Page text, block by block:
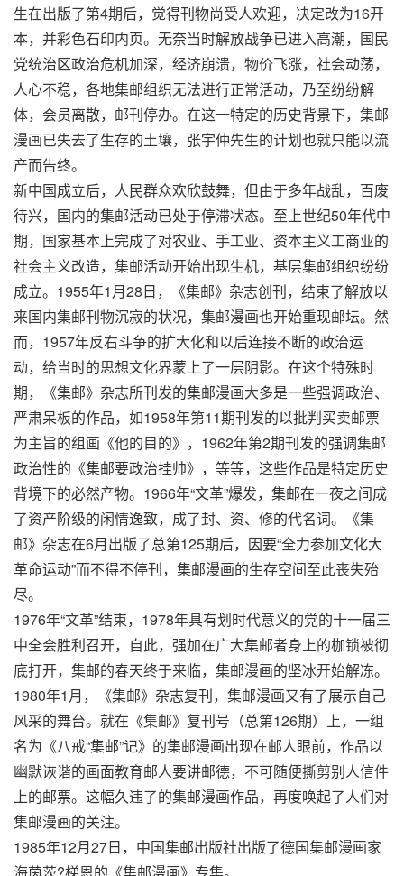
生在出版了第4期后，觉得刊物尚受人欢迎，决定改为16开
本，并彩色石印内页。无奈当时解放战争已进入高潮，国民
党统治区政治危机加深，经济崩溃，物价飞涨，社会动荡，
人心不稳，各地集邮组织无法进行正常活动，乃至纷纷解
体，会员离散，邮刊停办。在这一特定的历史背景下，集邮
漫画已失去了生存的土壤，张宇仲先生的计划也就只能以流
产而告终。
新中国成立后，人民群众欢欣鼓舞，但由于多年战乱，百废
待兴，国内的集邮活动已处于停滞状态。至上世纪50年代中
期，国家基本上完成了对农业、手工业、资本主义工商业的
社会主义改造，集邮活动开始出现生机，基层集邮组织纷纷
成立。1955年1月28日，《集邮》杂志创刊，结束了解放以
来国内集邮刊物沉寂的状况，集邮漫画也开始重现邮坛。然
而，1957年反右斗争的扩大化和以后连接不断的政治运
动，给当时的思想文化界蒙上了一层阴影。在这个特殊时
期，《集邮》杂志所刊发的集邮漫画大多是一些强调政治、
严肃呆板的作品，如1958年第11期刊发的以批判买卖邮票
为主旨的组画《他的目的》，1962年第2期刊发的强调集邮
政治性的《集邮要政治挂帅》，等等，这些作品是特定历史
背境下的必然产物。1966年“文革”爆发，集邮在一夜之间成
了资产阶级的闲情逸致，成了封、资、修的代名词。《集
邮》杂志在6月出版了总第125期后，因要“全力参加文化大
革命运动”而不得不停刊，集邮漫画的生存空间至此丧失殆
尽。
1976年“文革”结束，1978年具有划时代意义的党的十一届三
中全会胜利召开，自此，强加在广大集邮者身上的枷锁被彻
底打开，集邮的春天终于来临，集邮漫画的坚冰开始解冻。
1980年1月，《集邮》杂志复刊，集邮漫画又有了展示自己
风采的舞台。就在《集邮》复刊号（总第126期）上，一组
名为《八戒“集邮”记》的集邮漫画出现在邮人眼前，作品以
幽默诙谐的画面教育邮人要讲邮德，不可随便撕剪别人信件
上的邮票。这幅久违了的集邮漫画作品，再度唤起了人们对
集邮漫画的关注。
1985年12月27日，中国集邮出版社出版了德国集邮漫画家